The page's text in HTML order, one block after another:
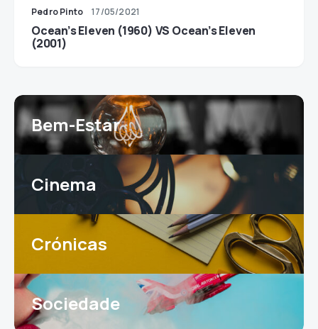
Pedro Pinto 17/05/2021
Ocean’s Eleven (1960) VS Ocean’s Eleven
(2001)
Bem-Estar
Cinema
Crónicas
Sociedade